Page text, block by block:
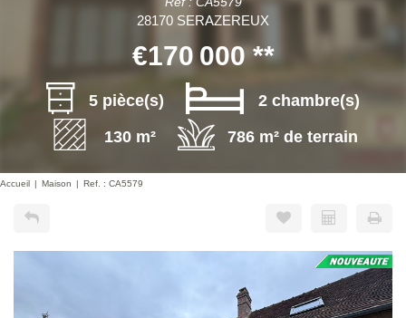
28170 SERAZEREUX
€170 000 **
5 pièce(s)
2 chambre(s)
130 m²
786 m² de terrain
Accueil Maison Ref. : CA5579